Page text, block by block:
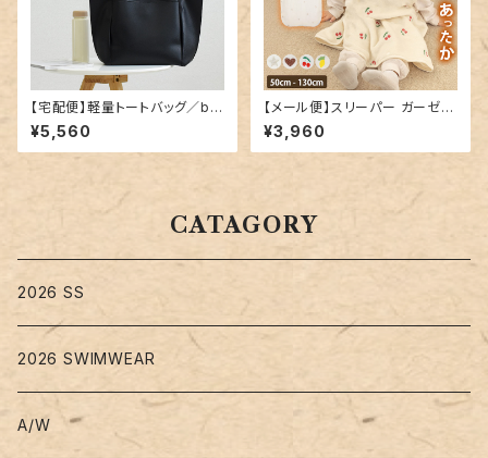
【宅配便】軽量トートバッグ／ba
g282
¥5,560
【メール便】スリーパー ガーゼ フ
リース キッズ 女の子／kidsto
ps016
¥3,960
CATAGORY
2026 SS
2026 SWIMWEAR
A/W